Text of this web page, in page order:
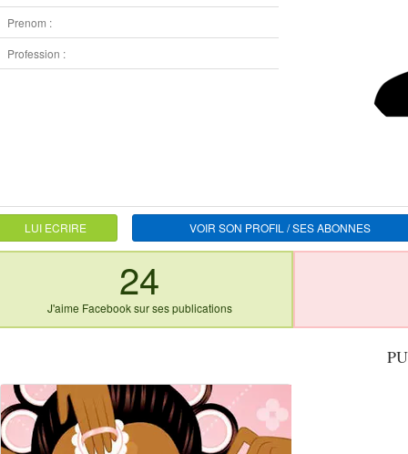
Prenom :
Profession :
LUI ECRIRE VOIR SON PROFIL / SES ABONNES
24
J'aime Facebook sur ses publications